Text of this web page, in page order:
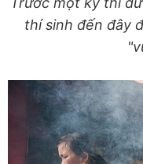
thí sinh đến đây